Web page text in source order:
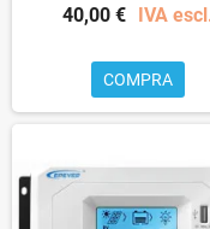
40,00 € IVA
COMPRA